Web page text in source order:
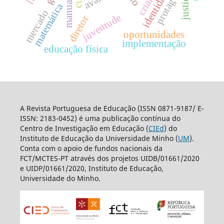
juventudeoportunidades
educação física
matemática
mercado
justiça
implementação
diretor
A Revista Portuguesa de Educação (ISSN 0871-9187/ E-
ISSN: 2183-0452) é uma publicação contínua do
Centro de Investigação em Educação (CIEd) do
Instituto de Educação da Universidade Minho (UM).
Conta com o apoio de fundos nacionais da
FCT/MCTES-PT através dos projetos UIDB/01661/2020
e UIDP/01661/2020, Instituto de Educação,
Universidade do Minho.